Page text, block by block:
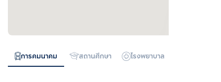
การคมนาคม สถานศึกษา โรงพยาบาล